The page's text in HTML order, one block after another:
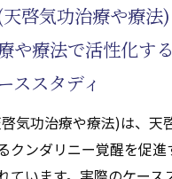
啓気功治療や療法
や療法で活性化す
ススタディ
気功治療や療法)は、天
クンダリニー覚醒を促進